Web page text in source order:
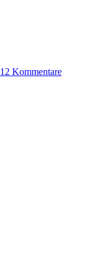
12 Kommentare